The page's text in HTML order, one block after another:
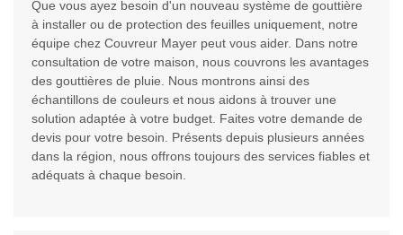
Que vous ayez besoin d'un nouveau système de gouttière
à installer ou de protection des feuilles uniquement, notre
équipe chez Couvreur Mayer peut vous aider. Dans notre
consultation de votre maison, nous couvrons les avantages
des gouttières de pluie. Nous montrons ainsi des
échantillons de couleurs et nous aidons à trouver une
solution adaptée à votre budget. Faites votre demande de
devis pour votre besoin. Présents depuis plusieurs années
dans la région, nous offrons toujours des services fiables et
adéquats à chaque besoin.